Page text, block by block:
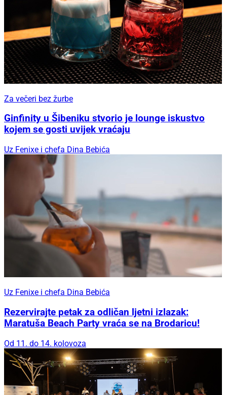
Za večeri bez žurbe
Ginfinity u Šibeniku stvorio je lounge iskustvo
kojem se gosti uvijek vraćaju
Uz Fenixe i chefa Dina Bebića
Uz Fenixe i chefa Dina Bebića
Rezervirajte petak za odličan ljetni izlazak:
Maratuša Beach Party vraća se na Brodaricu!
Od 11. do 14. kolovoza